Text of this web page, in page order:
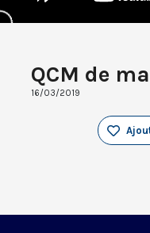
QCM de
16/03/2019